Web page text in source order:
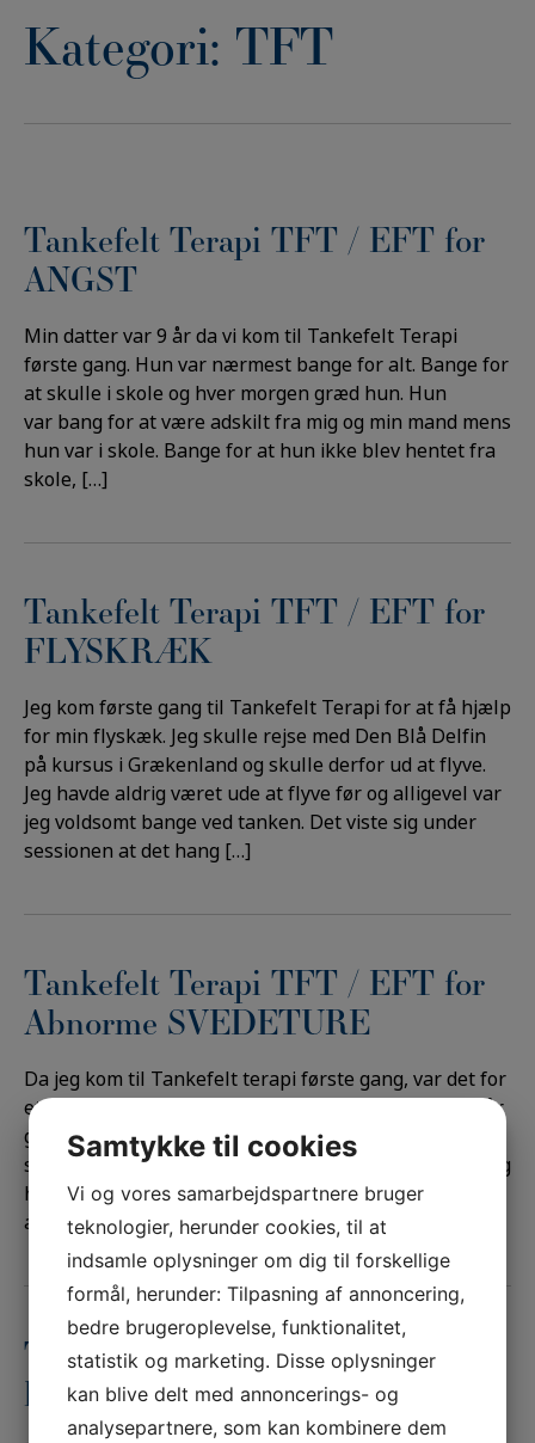
Kategori: TFT
Tankefelt Terapi TFT / EFT for
ANGST
Min datter var 9 år da vi kom til Tankefelt Terapi
første gang. Hun var nærmest bange for alt. Bange for
at skulle i skole og hver morgen græd hun. Hun
var bang for at være adskilt fra mig og min mand mens
hun var i skole. Bange for at hun ikke blev hentet fra
skole, […]
Tankefelt Terapi TFT / EFT for
FLYSKRÆK
Jeg kom første gang til Tankefelt Terapi for at få hjælp
for min flyskæk. Jeg skulle rejse med Den Blå Delfin
på kursus i Grækenland og skulle derfor ud at flyve.
Jeg havde aldrig været ude at flyve før og alligevel var
jeg voldsomt bange ved tanken. Det viste sig under
sessionen at det hang […]
Tankefelt Terapi TFT / EFT for
Abnorme SVEDETURE
Da jeg kom til Tankefelt terapi første gang, var det for
et problem som jeg har haft i 23 år. Siden jeg var 10 år
gammel har jeg lidt under daglige og hyppige
svedeture som følge af sygdommen Hyperhydrosis. Jeg
havde disse anfald 5-7 gange om dagen,og hvert
anfald varede mellem 5 og 20 min. […]
Tankefelt Terapi -TFT – Susan´s
historie
Samtykke til cookies
Vi og vores samarbejdspartnere bruger
teknologier, herunder cookies, til at
indsamle oplysninger om dig til forskellige
formål, herunder: Tilpasning af annoncering,
bedre brugeroplevelse, funktionalitet,
statistik og marketing. Disse oplysninger
kan blive delt med annoncerings- og
analysepartnere, som kan kombinere dem